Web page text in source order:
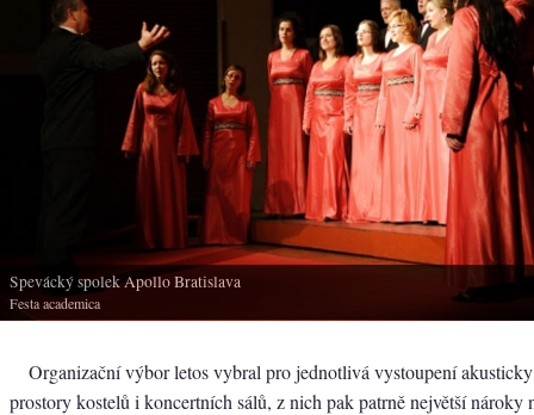
Spevácký spolek Apollo Bratislava
Festa academica
Organizační výbor letos vybral pro jednotlivá vystoupení
prostory kostelů i koncertních sálů, z nich pak patrně největší nároky